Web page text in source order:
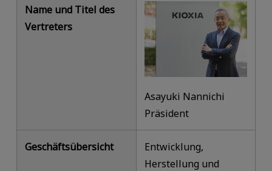
Name und Titel des
Vertreters
Asayuki Nannichi
Präsident
Geschäftsübersicht
Entwicklung,
Herstellung und